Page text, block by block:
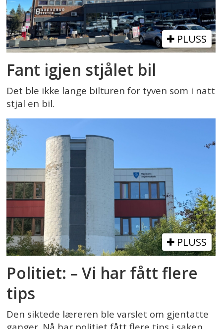
PLUSS
Fant igjen stjålet bil
Det ble ikke lange bilturen for tyven som i natt
stjal en bil.
PLUSS
Politiet: – Vi har fått flere
tips
Den siktede læreren ble varslet om gjentatte